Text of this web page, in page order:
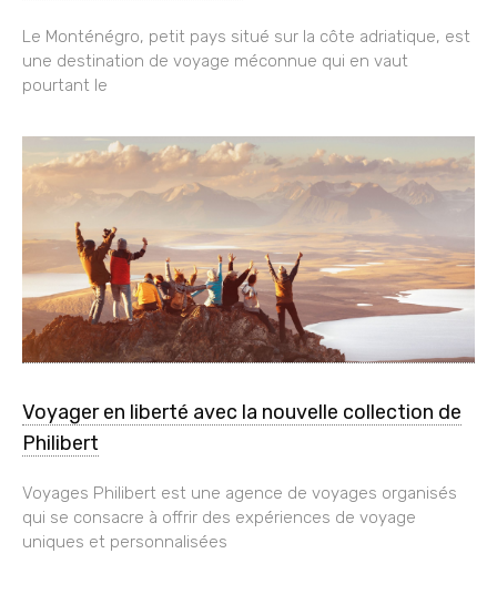
Le Monténégro, petit pays situé sur la côte adriatique, est
une destination de voyage méconnue qui en vaut
pourtant le
Voyager en liberté avec la nouvelle collection de
Philibert
Voyages Philibert est une agence de voyages organisés
qui se consacre à offrir des expériences de voyage
uniques et personnalisées